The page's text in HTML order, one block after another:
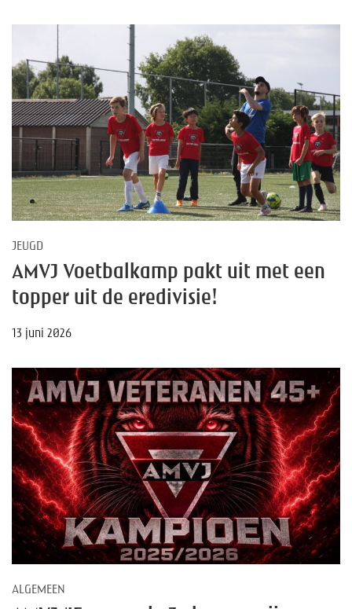
JEUGD
AMVJ Voetbalkamp pakt uit met een
topper uit de eredivisie!
13 juni 2026
ALGEMEEN